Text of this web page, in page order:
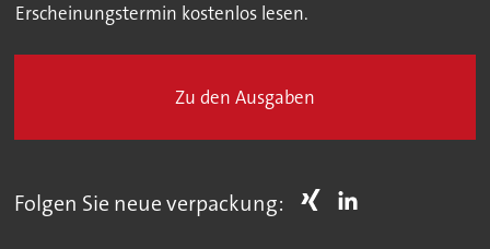
Erscheinungstermin kostenlos lesen.
Zu den Ausgaben
Folgen Sie neue verpackung: